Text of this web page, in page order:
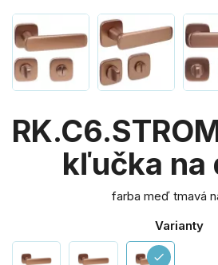
kľučka na
farba meď tmavá
Varianty
check